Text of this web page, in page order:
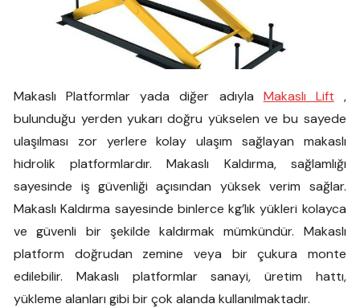
Makaslı Platformlar yada diğer adıyla Makaslı Lift ,
bulunduğu yerden yukarı doğru yükselen ve bu sayede
ulaşılması zor yerlere kolay ulaşım sağlayan makaslı
hidrolik platformlardır. Makaslı Kaldırma, sağlamlığı
sayesinde iş güvenliği açısından yüksek verim sağlar.
Makaslı Kaldırma sayesinde binlerce kg’lık yükleri kolayca
ve güvenli bir şekilde kaldırmak mümkündür. Makaslı
platform doğrudan zemine veya bir çukura monte
edilebilir. Makaslı platformlar sanayi, üretim hattı,
yükleme alanları gibi bir çok alanda kullanılmaktadır.